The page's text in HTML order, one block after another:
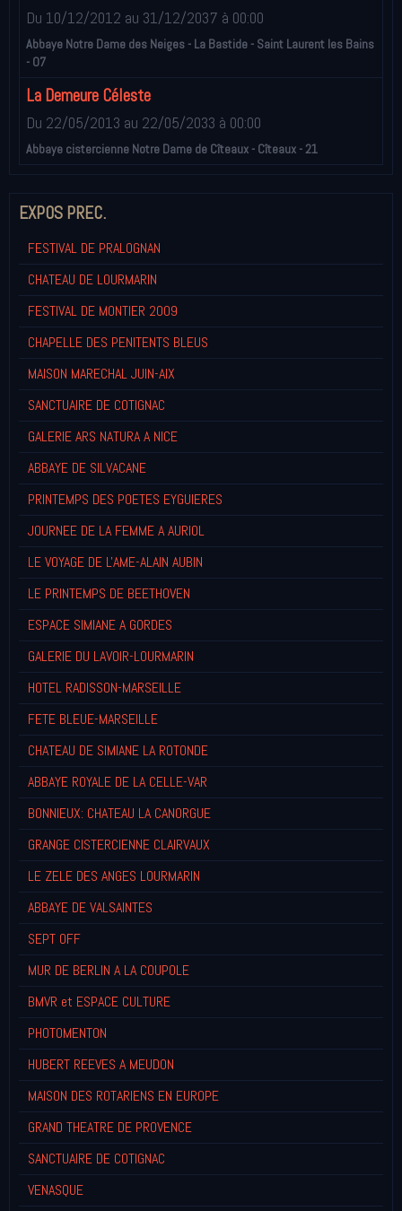
Du 10/12/2012 au 31/12/2037 à 00:00
Abbaye Notre Dame des Neiges - La Bastide - Saint Laurent les Bains
- 07
La Demeure Céleste
Du 22/05/2013 au 22/05/2033 à 00:00
Abbaye cistercienne Notre Dame de Cîteaux - Cîteaux - 21
EXPOS PREC.
FESTIVAL DE PRALOGNAN
CHATEAU DE LOURMARIN
FESTIVAL DE MONTIER 2009
CHAPELLE DES PENITENTS BLEUS
MAISON MARECHAL JUIN-AIX
SANCTUAIRE DE COTIGNAC
GALERIE ARS NATURA A NICE
ABBAYE DE SILVACANE
PRINTEMPS DES POETES EYGUIERES
JOURNEE DE LA FEMME A AURIOL
LE VOYAGE DE L'AME-ALAIN AUBIN
LE PRINTEMPS DE BEETHOVEN
ESPACE SIMIANE A GORDES
GALERIE DU LAVOIR-LOURMARIN
HOTEL RADISSON-MARSEILLE
FETE BLEUE-MARSEILLE
CHATEAU DE SIMIANE LA ROTONDE
ABBAYE ROYALE DE LA CELLE-VAR
BONNIEUX: CHATEAU LA CANORGUE
GRANGE CISTERCIENNE CLAIRVAUX
LE ZELE DES ANGES LOURMARIN
ABBAYE DE VALSAINTES
SEPT OFF
MUR DE BERLIN A LA COUPOLE
BMVR et ESPACE CULTURE
PHOTOMENTON
HUBERT REEVES A MEUDON
MAISON DES ROTARIENS EN EUROPE
GRAND THEATRE DE PROVENCE
SANCTUAIRE DE COTIGNAC
VENASQUE